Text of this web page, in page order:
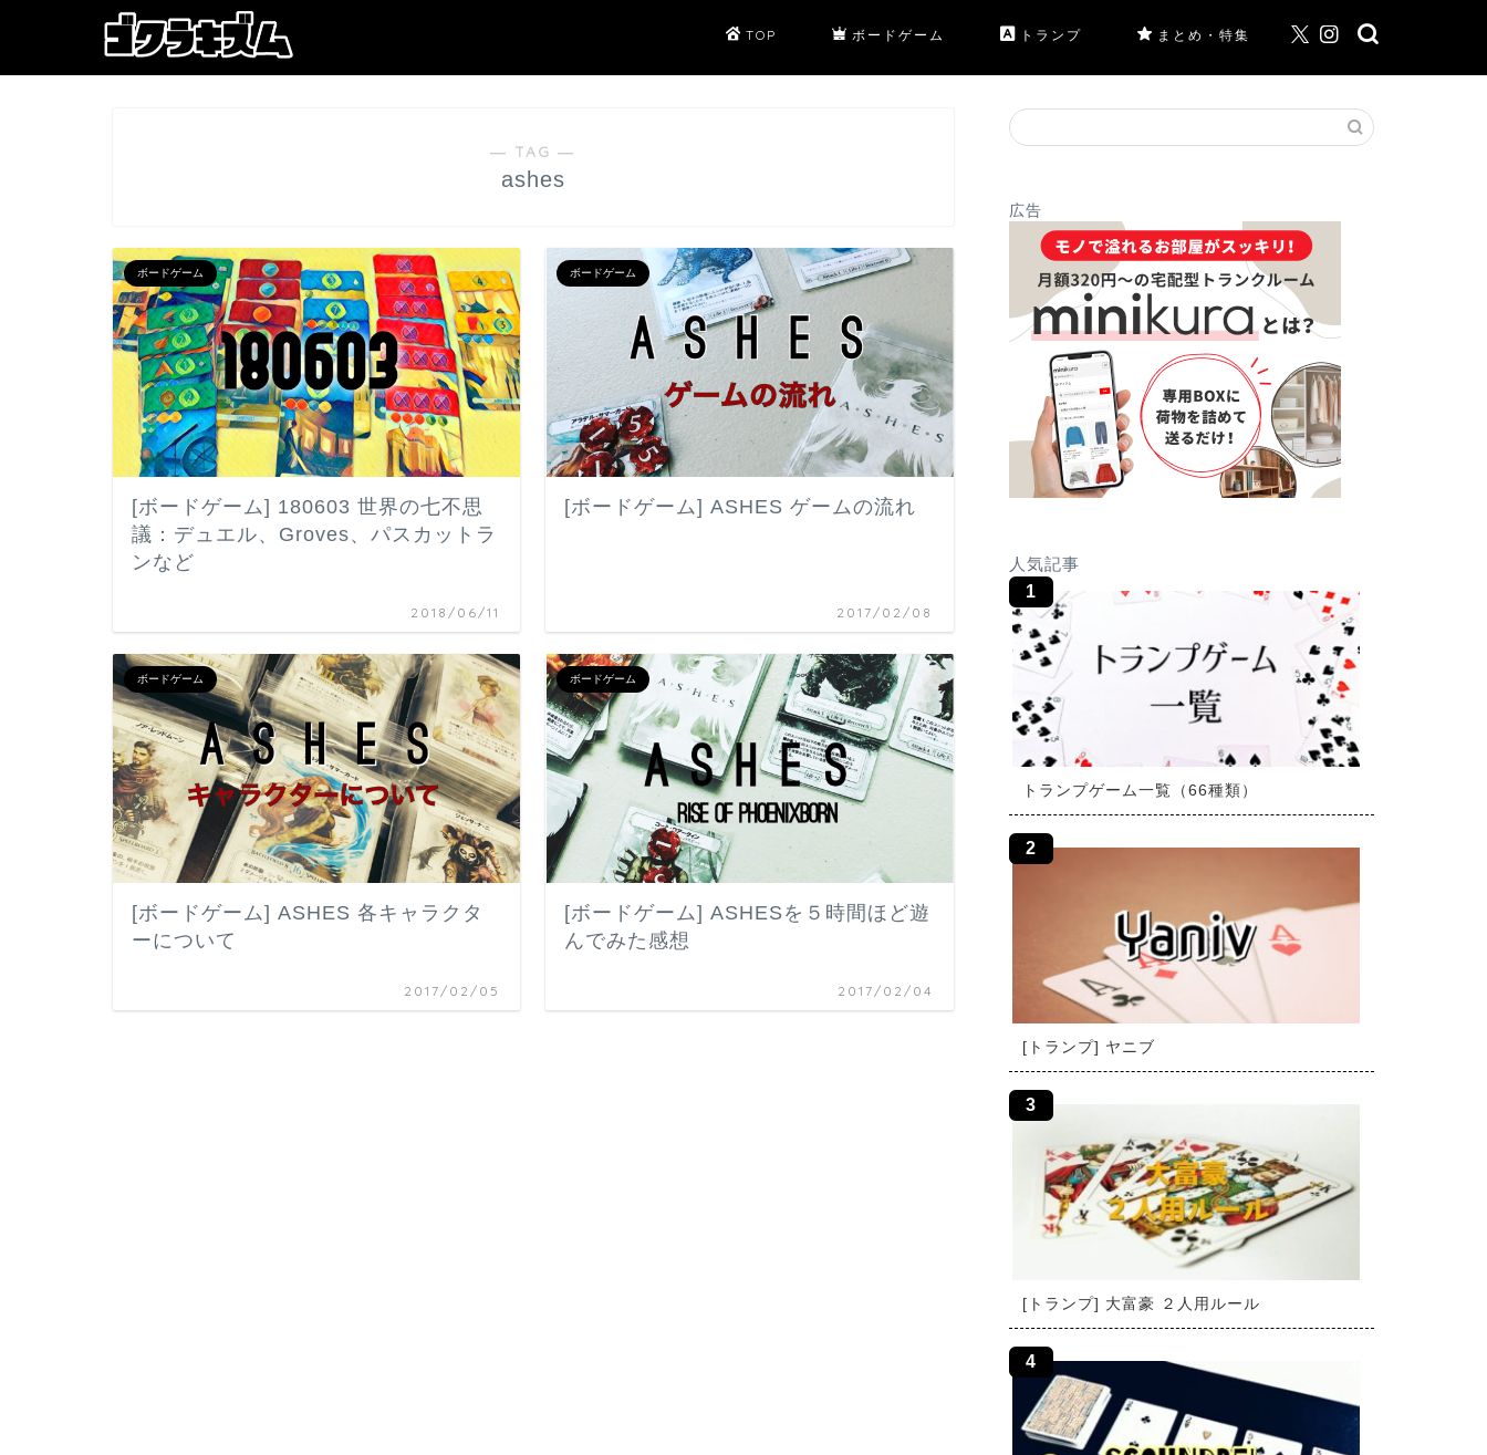
TOP ボードゲーム トランプ まとめ・特集
― TAG ―
ashes
ボードゲーム
[ボードゲーム] 180603 世界の七不思
議：デュエル、Groves、パスカットラ
ンなど
2018/06/11
ボードゲーム
[ボードゲーム] ASHES ゲームの流れ
2017/02/08
ボードゲーム
[ボードゲーム] ASHES 各キャラクタ
ーについて
2017/02/05
ボードゲーム
[ボードゲーム] ASHESを５時間ほど遊
んでみた感想
2017/02/04
広告
人気記事
トランプゲーム一覧（66種類）
[トランプ] ヤニブ
[トランプ] 大富豪 ２人用ルール